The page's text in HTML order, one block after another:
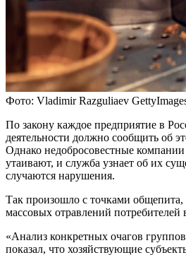
Фото: Vladimir Razguliaev
По закону каждое предприятие в
деятельности должно сообщить об
Однако недобросовестные
утаивают, и служба узнает об их
случаются нарушения.
Так произошло с точками
массовых отравлений потребителей
«Анализ конкретных очагов
показал, что хозяйствующие